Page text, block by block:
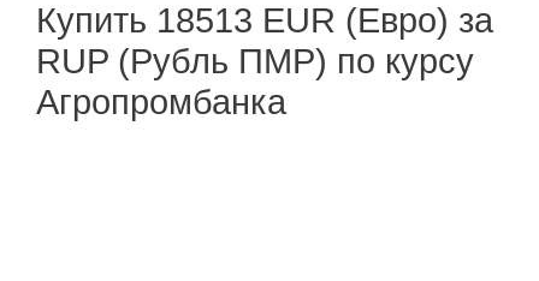
Купить 18513 EUR (Евро) за
RUP (Рубль ПМР) по курсу
Агропромбанка